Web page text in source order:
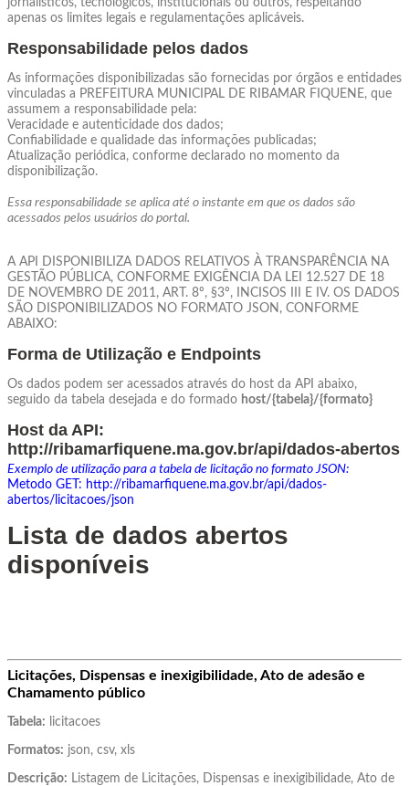
apenas os limites legais e regulamentações aplicáveis.
Responsabilidade pelos dados
As informações disponibilizadas são fornecidas por órgãos e entidades
vinculadas a PREFEITURA MUNICIPAL DE RIBAMAR FIQUENE, que
assumem a responsabilidade pela:
Veracidade e autenticidade dos dados;
Confiabilidade e qualidade das informações publicadas;
Atualização periódica, conforme declarado no momento da
disponibilização.
Essa responsabilidade se aplica até o instante em que os dados são
acessados pelos usuários do portal.
A API DISPONIBILIZA DADOS RELATIVOS À TRANSPARÊNCIA NA
GESTÃO PÚBLICA, CONFORME EXIGÊNCIA DA LEI 12.527 DE 18
DE NOVEMBRO DE 2011, ART. 8º, §3º, INCISOS III E IV. OS DADOS
SÃO DISPONIBILIZADOS NO FORMATO JSON, CONFORME
ABAIXO:
Forma de Utilização e Endpoints
Os dados podem ser acessados através do host da API abaixo,
seguido da tabela desejada e do formado host/{tabela}/{formato}
Host da API:
http://ribamarfiquene.ma.gov.br/api/dados-abertos
Exemplo de utilização para a tabela de licitação no formato JSON:
Metodo GET: http://ribamarfiquene.ma.gov.br/api/dados-
abertos/licitacoes/json
Lista de dados abertos
disponíveis
Licitações, Dispensas e inexigibilidade, Ato de adesão e
Chamamento público
Tabela: licitacoes
Formatos: json, csv, xls
Descrição: Listagem de Licitações, Dispensas e inexigibilidade, Ato de